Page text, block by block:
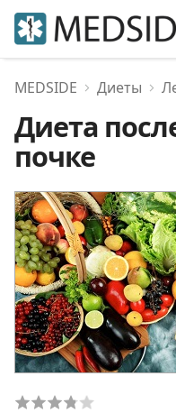
MEDSIDE Диеты
Диета
почке